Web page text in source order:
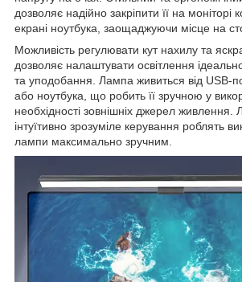
дозволяє надійно закріпити її на
екрані ноутбука, заощаджуючи місце на
Можливість регулювати кут нахилу та
дозволяє налаштувати освітлення
та уподобання. Лампа живиться від USB-
або ноутбука, що робить її зручною у
необхідності зовнішніх джерел живлення.
інтуїтивно зрозуміле керування роблять
лампи максимально зручним.